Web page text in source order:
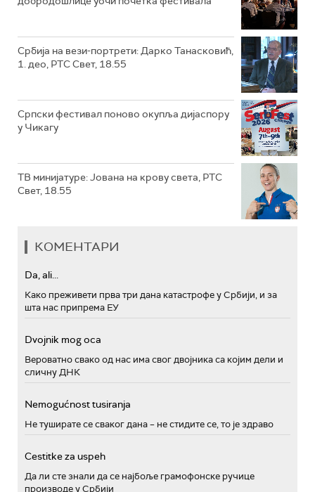
Србија на вези-портрети: Дарко Танасковић,
1. део, РТС Свет, 18.55
Српски фестивал поново окупља дијаспору
у Чикагу
ТВ минијатуре: Јована на крову света, РТС
Свет, 18.55
КОМЕНТАРИ
Da, ali...
Како преживети прва три дана катастрофе у Србији, и за
шта нас припрема ЕУ
Dvojnik mog oca
Вероватно свако од нас има свог двојника са којим дели и
сличну ДНК
Nemogućnost tusiranja
Не туширате се сваког дана – не стидите се, то је здраво
Cestitke za uspeh
Да ли сте знали да се најбоље грамофонске ручице
производе у Србији